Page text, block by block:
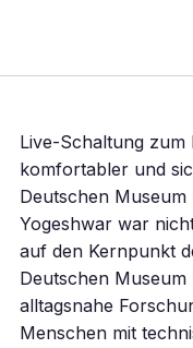
Live-Schaltung
komfortabler und
Deutschen Museum
Yogeshwar war
auf den Kernpunkt
Deutschen
alltagsnahe
Menschen mit